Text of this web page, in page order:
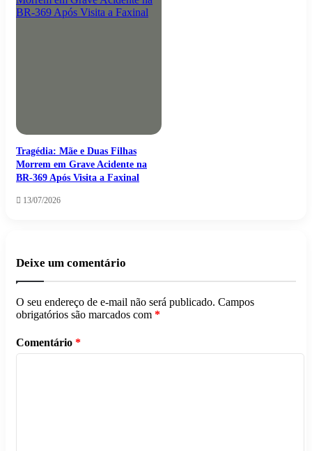
Tragédia: Mãe e Duas Filhas
Morrem em Grave Acidente na
BR-369 Após Visita a Faxinal
13/07/2026
Deixe um comentário
O seu endereço de e-mail não será publicado. Campos
obrigatórios são marcados com *
Comentário *